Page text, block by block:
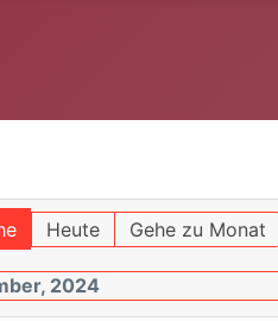
Heute Gehe zu Monat
2024